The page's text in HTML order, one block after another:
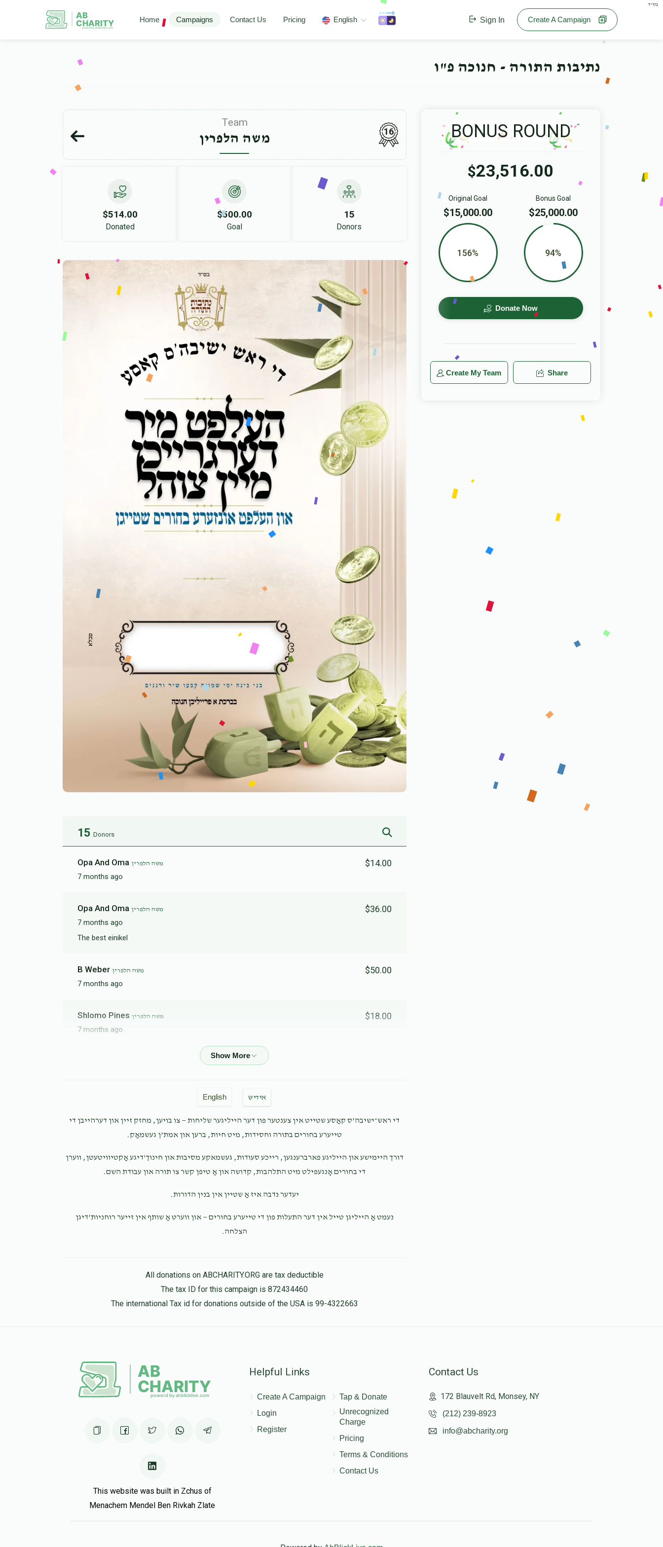
בס"ד
AB
CHARITY
powerd by ahblicklive.com
Home Campaigns Contact Us Pricing English Sign In Create A Campaign
נתיבות התורה - חנוכה פ"ו
Team
משה הלפרין 16
$514.00
Donated
$500.00
Goal
15
Donors
15 Donors
Opa And Oma משה הלפרין
7 months ago
$14.00
Opa And Oma משה הלפרין
7 months ago
$36.00
The best einikel
B Weber משה הלפרין
7 months ago
$50.00
Shlomo Pines משה הלפרין
7 months ago
$18.00
7 months ago
Shimon Halpern משה הלפרין $36.00
7 months ago
English אידיש
די ראש־ישיבה’ס קאַסע שטייט אין צענטער פון דער הייליגער שליחות — צו בויען, מחזק זיין און דערהייבן די
טייערע בחורים בתורה וחסידות, מיט חיות, ברען און אמת’ן געשמאַק.
דורך היימישע און הייליגע פארברענגען, רייכע סעודות, געשמאקע מסיבות און חינוך'דיגע אַקטיוויטעטן, ווערן
די בחורים אָנגעפילט מיט התלהבות, קדושה און אַ טיפן קשר צו תורה און עבודת השם.
יעדער נדבה איז אַ שטיין אין בנין הדורות.
נעמט אַ הייליגן טייל אין דער התעלות פון די טייערע בחורים — און ווערט אַ שותף אין זייער רוחניות’דיגן
הצלחה.
All donations on ABCHARITY.ORG are tax deductible
The tax ID for this campaign is 872434460
The international Tax id for donations outside of the USA is 99-4322663
BONUS ROUND
$23,516.00
Bonus Goal
$25,000.00
94%
Original Goal
$15,000.00
156%
Donate Now
Create My Team Share
This website was built in Zchus of
Menachem Mendel Ben Rivkah Zlate
Helpful Links
Create A Campaign
Login
Register
Tap & Donate
Unrecognized
Charge
Pricing
Terms & Conditions
Contact Us
Contact Us
172 Blauvelt Rd, Monsey, NY
(212) 239-8923
info@abcharity.org